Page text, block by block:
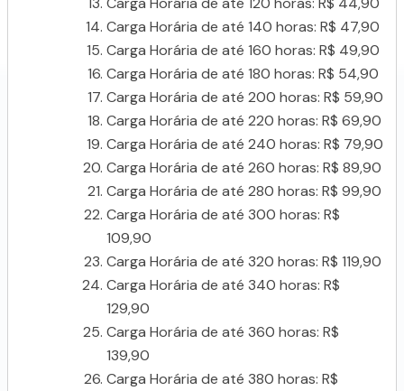
Carga Horária de até 140 horas: R$ 47,90
Carga Horária de até 160 horas: R$ 49,90
Carga Horária de até 180 horas: R$ 54,90
Carga Horária de até 200 horas: R$ 59,90
Carga Horária de até 220 horas: R$ 69,90
Carga Horária de até 240 horas: R$ 79,90
Carga Horária de até 260 horas: R$ 89,90
Carga Horária de até 280 horas: R$ 99,90
Carga Horária de até 300 horas: R$
109,90
Carga Horária de até 320 horas: R$ 119,90
Carga Horária de até 340 horas: R$
129,90
Carga Horária de até 360 horas: R$
139,90
Carga Horária de até 380 horas: R$